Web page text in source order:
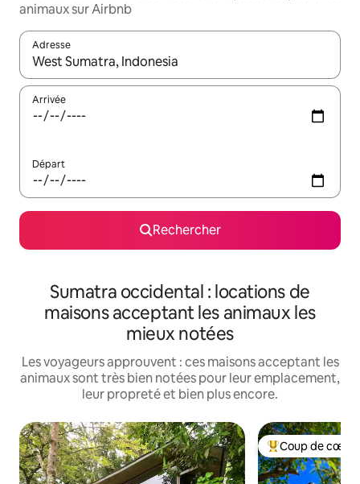
animaux sur Airbnb
Adresse
Lorsque les résultats s'affichent, utilisez les flèches vers le
Arrivée
Départ
Rechercher
Sumatra occidental : locations de
maisons acceptant les animaux les
mieux notées
Les voyageurs approuvent : ces maisons acceptant les
animaux sont très bien notées pour leur emplacement,
leur propreté et bien plus encore.
Coups de cœur
Coup de cœur